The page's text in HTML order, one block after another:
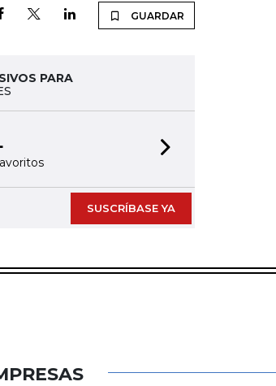
GUARDAR
PARA
SUSCRÍBASE YA